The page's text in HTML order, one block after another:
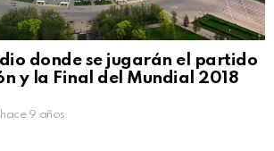
donde se jugarán el partido
y la Final del Mundial 2018
hace 9 años